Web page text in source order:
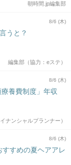
朝時間.jp編集部
8/6 (木)
うと？
編集部（協力：eステ）
8/6 (木)
養費制度」年収
ナンシャルプランナー）
8/6 (木)
すめの夏ヘアアレ